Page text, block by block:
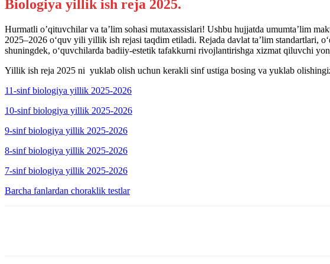
Biologiya yillik ish reja 2025.
Hurmatli o’qituvchilar va ta’lim sohasi mutaxassislari! Ushbu hujjatda umumta’lim
2025–2026 o‘quv yili yillik ish rejasi taqdim etiladi. Rejada davlat ta’lim standartlari,
shuningdek, o‘quvchilarda badiiy-estetik tafakkurni rivojlantirishga xizmat qiluvchi
Yillik ish reja 2025 ni yuklab olish uchun kerakli sinf ustiga bosing va yuklab
11-sinf biologiya yillik 2025-2026
10-sinf biologiya yillik 2025-2026
9-sinf biologiya yillik 2025-2026
8-sinf biologiya yillik 2025-2026
7-sinf biologiya yillik 2025-2026
Barcha fanlardan choraklik testlar